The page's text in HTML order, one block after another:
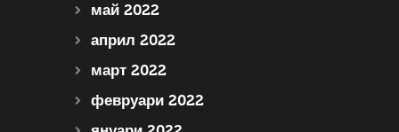
май 2022
април 2022
март 2022
февруари 2022